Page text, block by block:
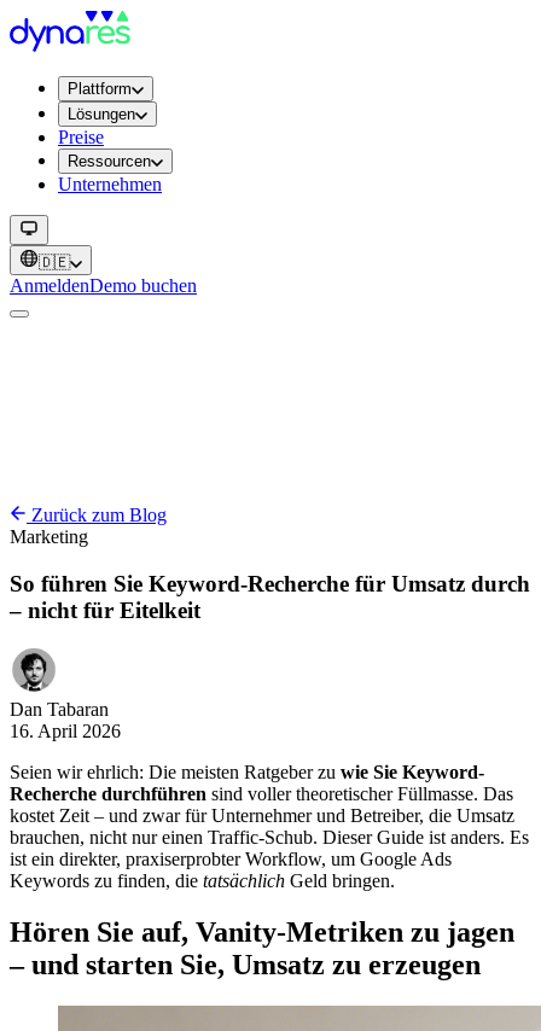
Plattform
Lösungen
Preise
Ressourcen
Unternehmen
🇩🇪
AnmeldenDemo buchen
Zurück zum Blog
Marketing
So führen Sie Keyword-Recherche für Umsatz durch
– nicht für Eitelkeit
Dan Tabaran
16. April 2026
Seien wir ehrlich: Die meisten Ratgeber zu wie Sie Keyword-
Recherche durchführen sind voller theoretischer Füllmasse. Das
kostet Zeit – und zwar für Unternehmer und Betreiber, die Umsatz
brauchen, nicht nur einen Traffic-Schub. Dieser Guide ist anders. Es
ist ein direkter, praxiserprobter Workflow, um Google Ads
Keywords zu finden, die tatsächlich Geld bringen.
Hören Sie auf, Vanity-Metriken zu jagen
– und starten Sie, Umsatz zu erzeugen